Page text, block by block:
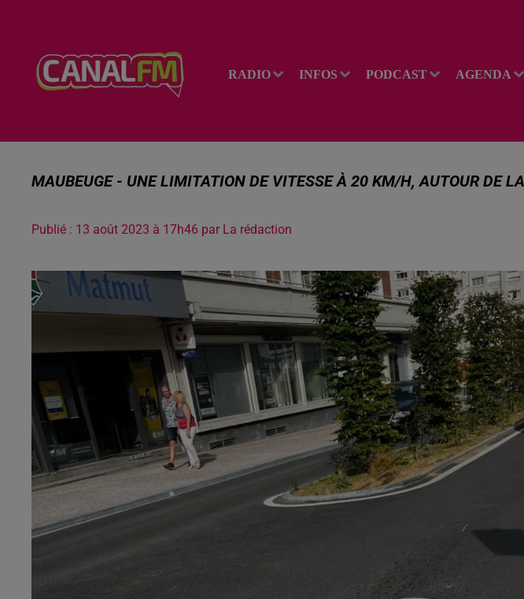
RADIO INFOS PODCAST AGENDA
MAUBEUGE - UNE LIMITATION DE VITESSE À 20 KM/H, AUTOUR DE
Publié : 13 août 2023 à 17h46 par La rédaction
0h00 - 8h00
Les hits de Canal FM
8h00 - 12h00
EVA CHEZ